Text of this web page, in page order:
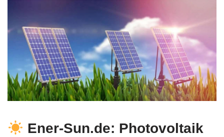
Ener-Sun.de: Photovoltaik